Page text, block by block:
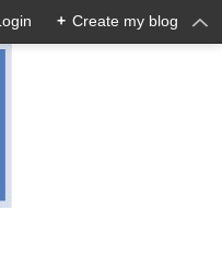
+ Create my blog